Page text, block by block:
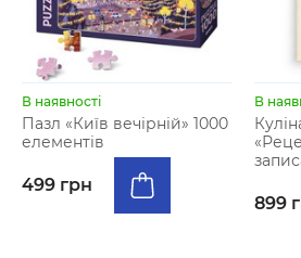
В наявності
Пазл «Київ вечірній» 1000
елементів
499 грн
В
899